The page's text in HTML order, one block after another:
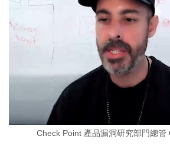
Check Point 產品漏洞研究部門總管